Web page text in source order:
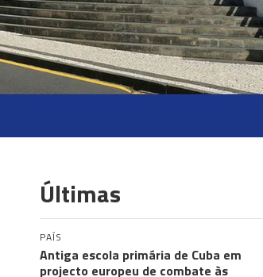
Últimas
PAÍS
Antiga escola primária de Cuba em
projecto europeu de combate às